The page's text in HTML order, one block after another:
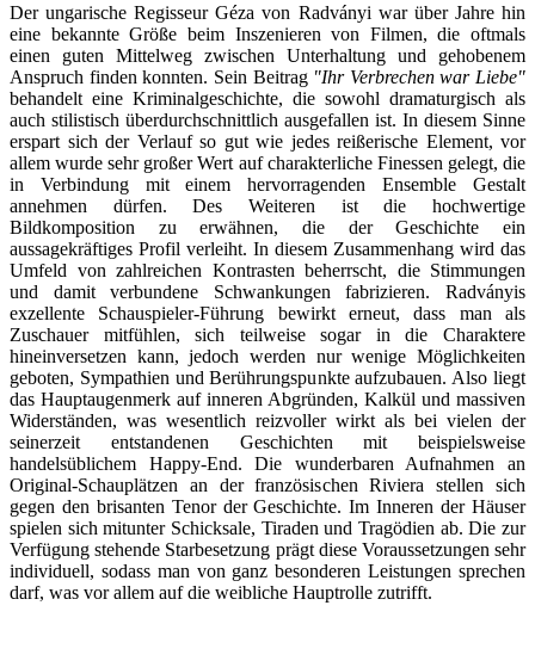
Der ungarische Regisseur Géza von Radványi war über Jahre hin
eine bekannte Größe beim Inszenieren von Filmen, die oftmals
einen guten Mittelweg zwischen Unterhaltung und gehobenem
Anspruch finden konnten. Sein Beitrag "Ihr Verbrechen war Liebe"
behandelt eine Kriminalgeschichte, die sowohl dramaturgisch als
auch stilistisch überdurchschnittlich ausgefallen ist. In diesem Sinne
erspart sich der Verlauf so gut wie jedes reißerische Element, vor
allem wurde sehr großer Wert auf charakterliche Finessen gelegt, die
in Verbindung mit einem hervorragenden Ensemble Gestalt
annehmen dürfen. Des Weiteren ist die hochwertige
Bildkomposition zu erwähnen, die der Geschichte ein
aussagekräftiges Profil verleiht. In diesem Zusammenhang wird das
Umfeld von zahlreichen Kontrasten beherrscht, die Stimmungen
und damit verbundene Schwankungen fabrizieren. Radványis
exzellente Schauspieler-Führung bewirkt erneut, dass man als
Zuschauer mitfühlen, sich teilweise sogar in die Charaktere
hineinversetzen kann, jedoch werden nur wenige Möglichkeiten
geboten, Sympathien und Berührungspunkte aufzubauen. Also liegt
das Hauptaugenmerk auf inneren Abgründen, Kalkül und massiven
Widerständen, was wesentlich reizvoller wirkt als bei vielen der
seinerzeit entstandenen Geschichten mit beispielsweise
handelsüblichem Happy-End. Die wunderbaren Aufnahmen an
Original-Schauplätzen an der französischen Riviera stellen sich
gegen den brisanten Tenor der Geschichte. Im Inneren der Häuser
spielen sich mitunter Schicksale, Tiraden und Tragödien ab. Die zur
Verfügung stehende Starbesetzung prägt diese Voraussetzungen sehr
individuell, sodass man von ganz besonderen Leistungen sprechen
darf, was vor allem auf die weibliche Hauptrolle zutrifft.